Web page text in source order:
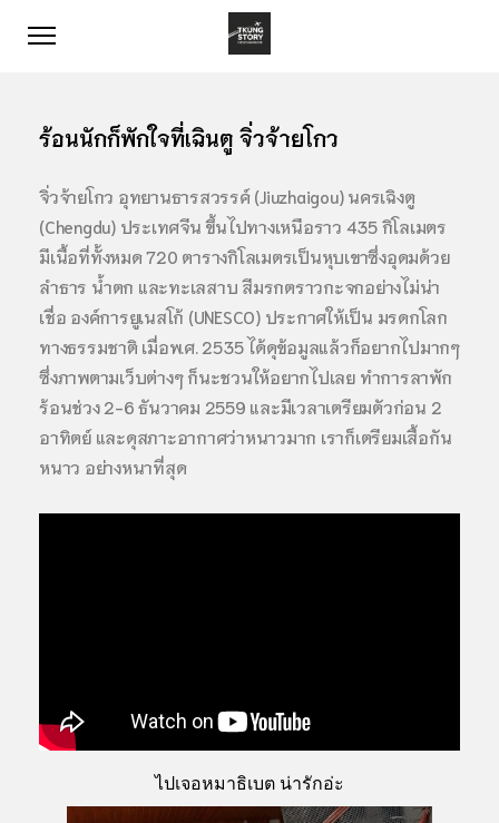
ร้อนนักก็พักใจที่เฉินตู จิ่วจ้ายโกว
จิ่วจ้ายโกว อุทยานธารสวรรค์ (Jiuzhaigou) นครเฉิงตู
(Chengdu) ประเทศจีน ขึ้นไปทางเหนือราว 435 กิโลเมตร
มีเนื้อที่ทั้งหมด 720 ตารางกิโลเมตรเป็นหุบเขาซึ่งอุดมด้วย
ลำธาร น้ำตก และทะเลสาบ สีมรกตราวกะจกอย่างไม่น่า
เชื่อ องค์การยูเนสโก้ (UNESCO) ประกาศให้เป็น มรดกโลก
ทางธรรมชาติ เมื่อพ.ศ. 2535 ได้ดุข้อมูลแล้วก็อยากไปมากๆ
ซึ่งภาพตามเว็บต่างๆ ก็นะชวนให้อยากไปเลย ทำการลาพัก
ร้อนช่วง 2-6 ธันวาคม 2559 และมีเวลาเตรียมตัวก่อน 2
อาทิตย์ และดุสภาะอากาศว่าหนาวมาก เราก็เตรียมเสื้อกัน
หนาว อย่างหนาที่สุด
ไปเจอหมาธิเบต น่ารักอ่ะ